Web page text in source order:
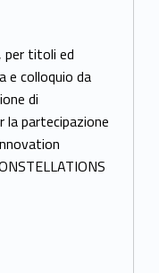
per titoli ed
e colloquio da
di
partecipazione